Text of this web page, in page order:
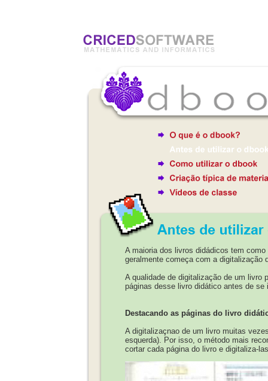
A maioria dos livros didádicos tem
geralmente começa com a digitalização
A qualidade de digitalização de um livro
páginas desse livro didático antes de se
Destacando as páginas do livro
A digitalizaçnao de um livro muitas
esquerda). Por isso, o método mais
cortar cada página do livro e digitaliza-